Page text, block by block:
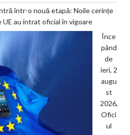
într-o nouă etapă: Noile cerințe
au intrat oficial în vigoare
Înce
pând
de
ieri, 2
augu
st
2026,
Ofici
ul